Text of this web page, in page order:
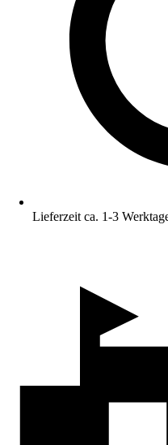
Lieferzeit ca. 1-3